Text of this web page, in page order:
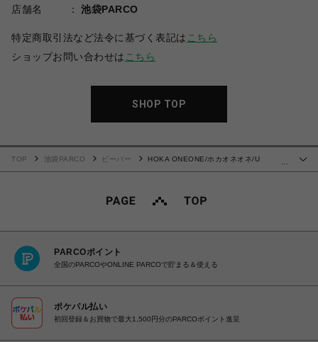
店舗名
池袋PARCO
特定商取引法など法令に基づく表記は こちら
ショップお問い合わせは こちら
SHOP TOP
TOP 池袋PARCO ビーバー
HOKA ONEONE/ホカオネオネ/U
PARCOポイント
全国のPARCOやONLINE PARCOで貯まる＆使える
ポケパル払い
初回登録＆お買物で最大1,500円分のPARCOポイント進呈